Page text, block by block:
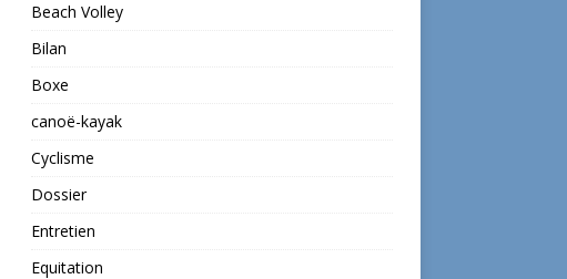
Beach Volley
Bilan
Boxe
canoë-kayak
Cyclisme
Dossier
Entretien
Equitation